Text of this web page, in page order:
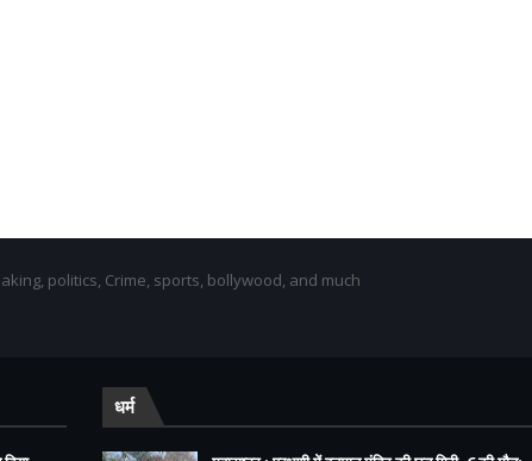
politics, Crime, sports, bollywood, and much
धर्म